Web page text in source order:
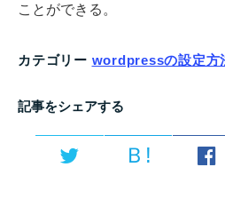
ことができる。
カテゴリー wordpressの設定方
記事をシェアする
Ｂ!